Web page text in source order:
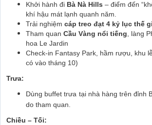
Khởi hành đi Bà Nà Hills – điểm đến
khí hậu mát lạnh quanh năm.
Trải nghiệm cáp treo đạt 4 kỷ lục thế
Tham quan Cầu Vàng nổi tiếng, làng
hoa Le Jardin
Check-in Fantasy Park, hầm rượu, khu
có vào tháng 10)
Trưa:
Dùng buffet trưa tại nhà hàng trên đỉnh
do tham quan.
Chiều – Tối: